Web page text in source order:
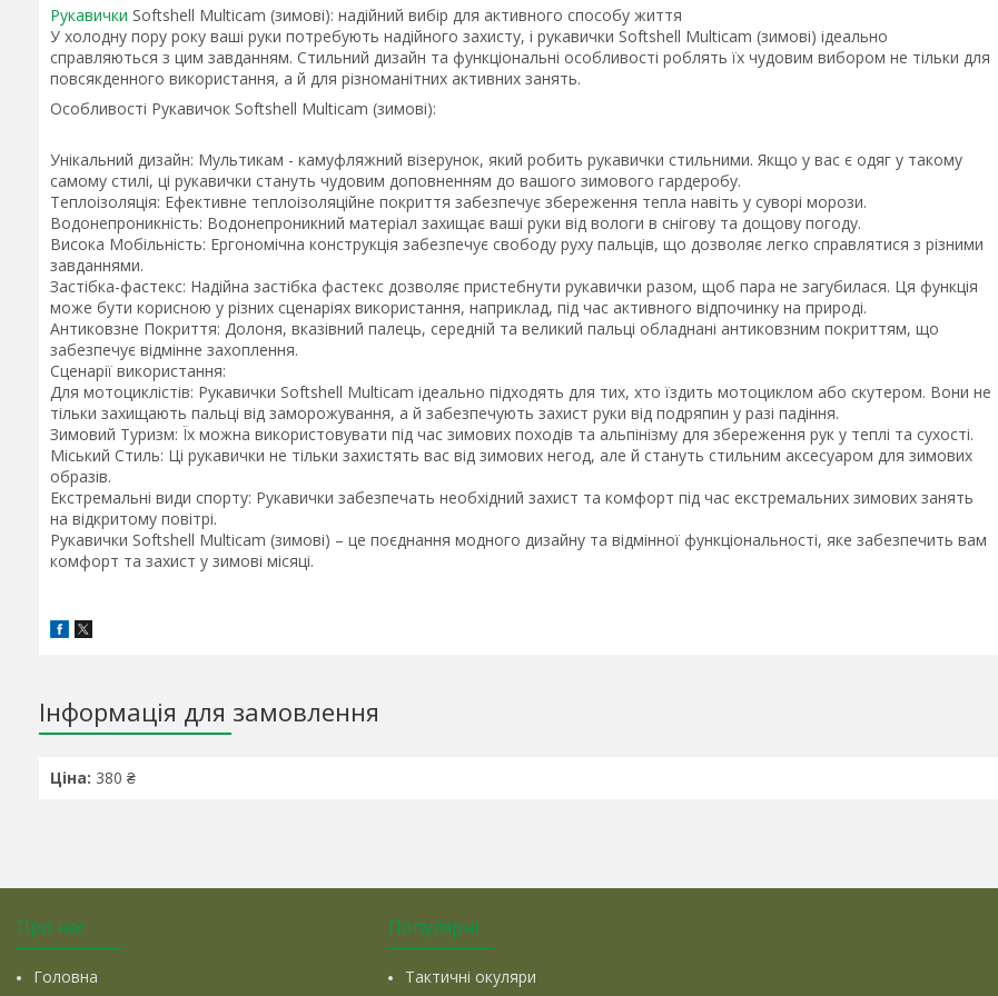
Рукавички Softshell Multicam (зимові): надійний вибір для активного способу життя
У холодну пору року ваші руки потребують надійного захисту, і рукавички Softshell Multicam (зимові) ідеально
справляються з цим завданням. Стильний дизайн та функціональні особливості роблять їх чудовим вибором не тільки для
повсякденного використання, а й для різноманітних активних занять.
Особливості Рукавичок Softshell Multicam (зимові):
Унікальний дизайн: Мультикам - камуфляжний візерунок, який робить рукавички стильними. Якщо у вас є одяг у такому
самому стилі, ці рукавички стануть чудовим доповненням до вашого зимового гардеробу.
Теплоізоляція: Ефективне теплоізоляційне покриття забезпечує збереження тепла навіть у суворі морози.
Водонепроникність: Водонепроникний матеріал захищає ваші руки від вологи в снігову та дощову погоду.
Висока Мобільність: Ергономічна конструкція забезпечує свободу руху пальців, що дозволяє легко справлятися з різними
завданнями.
Застібка-фастекс: Надійна застібка фастекс дозволяє пристебнути рукавички разом, щоб пара не загубилася. Ця функція
може бути корисною у різних сценаріях використання, наприклад, під час активного відпочинку на природі.
Антиковзне Покриття: Долоня, вказівний палець, середній та великий пальці обладнані антиковзним покриттям, що
забезпечує відмінне захоплення.
Сценарії використання:
Для мотоциклістів: Рукавички Softshell Multicam ідеально підходять для тих, хто їздить мотоциклом або скутером. Вони не
тільки захищають пальці від заморожування, а й забезпечують захист руки від подряпин у разі падіння.
Зимовий Туризм: Їх можна використовувати під час зимових походів та альпінізму для збереження рук у теплі та сухості.
Міський Стиль: Ці рукавички не тільки захистять вас від зимових негод, але й стануть стильним аксесуаром для зимових
образів.
Екстремальні види спорту: Рукавички забезпечать необхідний захист та комфорт під час екстремальних зимових занять
на відкритому повітрі.
Рукавички Softshell Multicam (зимові) – це поєднання модного дизайну та відмінної функціональності, яке забезпечить вам
комфорт та захист у зимові місяці.
Інформація для замовлення
Ціна: 380 ₴
Про нас
Головна
Популярні
Тактичні окуляри